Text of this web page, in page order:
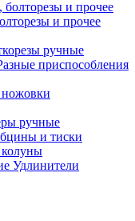
и прочее
ручные
приспособления
ручные
и тиски
Удлинители